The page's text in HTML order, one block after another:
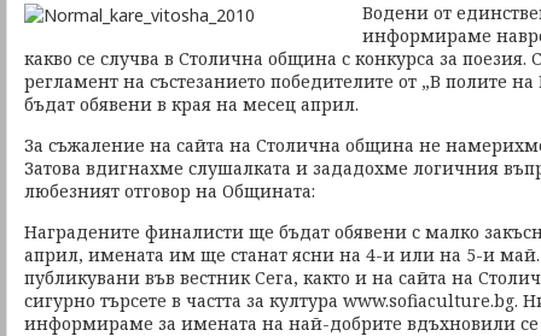
Водени от
информираме
какво се случва в Столична община с конкурса за поезия.
регламент на състезанието победителите от „В полите
бъдат обявени в края на месец април.
За съжаление на сайта на Столична община не
Затова вдигнахме слушалката и зададохме логичния
любезният отговор на Общината:
Наградените финалисти ще бъдат обявени с малко
април, имената им ще станат ясни на 4-и или на 5-и
публикувани във вестник Сега, както и на сайта на
сигурно търсете в частта за култура www.sofiaculture.bg.
информираме за имената на най-добрите вдъхновили се